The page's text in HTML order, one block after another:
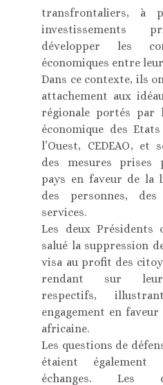
transfrontaliers, à
développer les
économiques entre
Dans ce contexte, ils
attachement aux
régionale portés par
économique des
l’Ouest, CEDEAO, et
des mesures prises
pays en faveur de la
des personnes,
services.
Les deux Présidents
salué la suppression
visa au profit des
rendant sur
respectifs,
engagement en
africaine.
Les questions de
étaient
échanges. Les